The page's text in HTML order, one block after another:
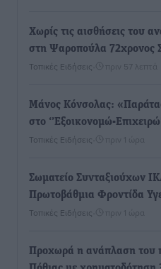
Χωρίς τις αισθήσεις του
στη Ψαροπούλα 72χρονος
Τοπικές Ειδήσεις πριν 57 λεπτά
Μάνος Κόνσολας:
στο ‘’Εξοικονομώ-
Τοπικές Ειδήσεις πριν 1 ώρα
Σωματείο Συνταξιούχων
Πρωτοβάθμια Φροντίδα
Τοπικές Ειδήσεις πριν 1 ώρα
Προχωρά η ανάπλαση του